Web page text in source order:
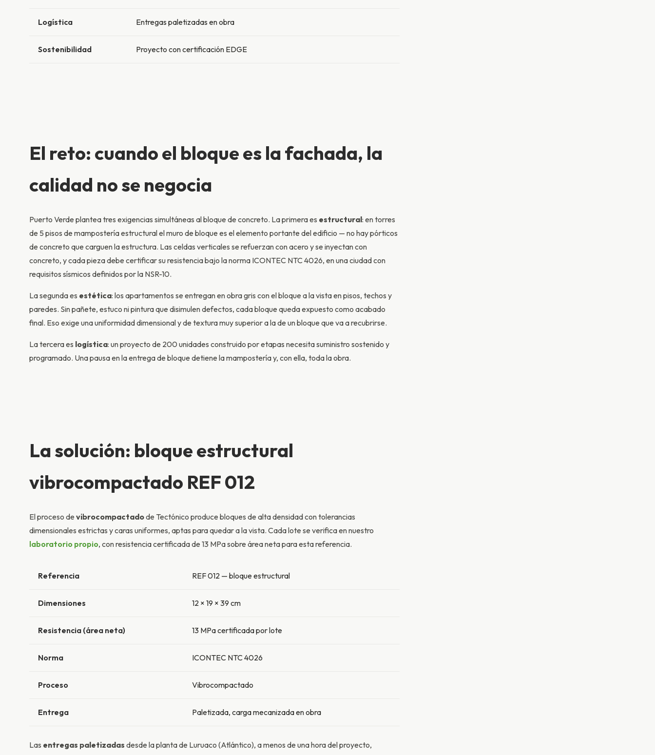
Logística Entregas paletizadas en obra
Sostenibilidad Proyecto con certificación EDGE
El reto: cuando el bloque es la fachada, la
calidad no se negocia
Puerto Verde plantea tres exigencias simultáneas al bloque de concreto. La primera es estructural: en torres
de 5 pisos de mampostería estructural el muro de bloque es el elemento portante del edificio — no hay pórticos
de concreto que carguen la estructura. Las celdas verticales se refuerzan con acero y se inyectan con
concreto, y cada pieza debe certificar su resistencia bajo la norma ICONTEC NTC 4026, en una ciudad con
requisitos sísmicos definidos por la NSR-10.
La segunda es estética: los apartamentos se entregan en obra gris con el bloque a la vista en pisos, techos y
paredes. Sin pañete, estuco ni pintura que disimulen defectos, cada bloque queda expuesto como acabado
final. Eso exige una uniformidad dimensional y de textura muy superior a la de un bloque que va a recubrirse.
La tercera es logística: un proyecto de 200 unidades construido por etapas necesita suministro sostenido y
programado. Una pausa en la entrega de bloque detiene la mampostería y, con ella, toda la obra.
La solución: bloque estructural
vibrocompactado REF 012
El proceso de vibrocompactadode Tectónico produce bloques de alta densidad con tolerancias
dimensionales estrictas y caras uniformes, aptas para quedar a la vista. Cada lote se verifica en nuestro
laboratorio propio, con resistencia certificada de 13 MPa sobre área neta para esta referencia.
Referencia REF 012 — bloque estructural
Dimensiones 12 × 19 × 39 cm
Resistencia (área neta) 13 MPa certificada por lote
Norma ICONTEC NTC 4026
Proceso Vibrocompactado
Entrega Paletizada, carga mecanizada en obra
Las entregas paletizadas desde la planta de Luruaco (Atlántico), a menos de una hora del proyecto,